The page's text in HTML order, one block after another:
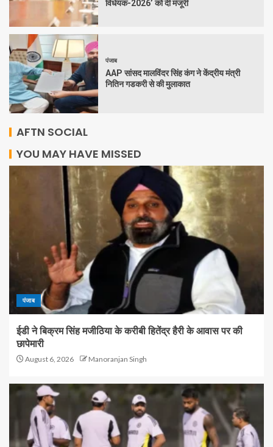
विधेयक-2026’ को दी मंजूरी
पंजाब
AAP सांसद मालविंदर सिंह कंग ने केंद्रीय मंत्री
नितिन गडकरी से की मुलाकात
AFTN SOCIAL
YOU MAY HAVE MISSED
पंजाब
ईडी ने बिक्रम सिंह मजीठिया के करीबी हितेंद्र हैरी के आवास पर की
छापेमारी
August 6, 2026 Manoranjan Singh